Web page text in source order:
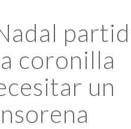
coronilla
un